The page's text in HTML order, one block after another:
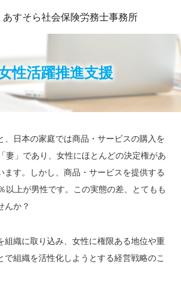
あすそら社会保険労務士事務所
性活躍推進支援
、日本の家庭では商品・サービスの購入を
妻」であり、女性にほとんどの決定権があ
ます。しかし、商品・サービスを提供する
以上が男性です。この実態の差、とてもも
んか？
組織に取り込み、女性に権限ある地位や重
で組織を活性化しようとする経営戦略のこ